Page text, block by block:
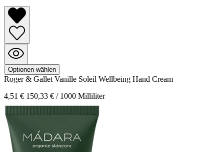
Optionen wählen
Roger & Gallet Vanille Soleil Wellbeing Hand Cream
4,51 € 150,33 € / 1000 Milliliter